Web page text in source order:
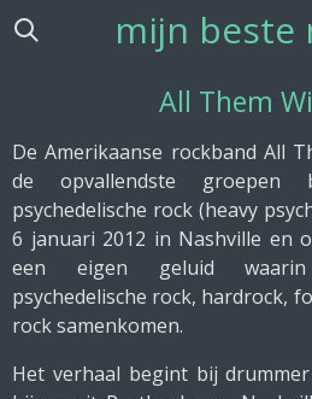
Ga
hoofdinhoud
mijn beste
All Them
De Amerikaanse rockband All
de opvallendste groepen
psychedelische rock (heavy
6 januari 2012 in Nashville en
een eigen geluid waarin
psychedelische rock, hardrock,
rock samenkomen.
Het verhaal begint bij drummer